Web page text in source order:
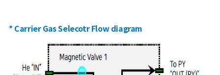
* Carrier Gas Selecotr Flow diagram